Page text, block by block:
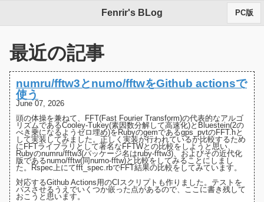
Fenrir's BLog PC版
最近の記事
numru/fftw3とnumo/fftwをGithub actionsで
使う
June 07, 2026
頭の体操を兼ねて、FFT(Fast Fourier Transform)の代表的なアルゴ
リズムであるCooley-Tukey(素因数分解して高速化)と Bluestein(2の
べき乗になるようゼロ埋め)をRubyのgemであるgps_pvtのFFT.hと
して実装してみました。正しく実装が行われているか比較するため
にFFTライブラリとして著名な FFTWとの比較をしようと思い、
Rubyのnumru/fftw3(パッケージ名はruby-fftw3)、およびその近代化
版であるnumo/fftw(同numo-fftw)と比較をしてみることにしまし
た。Rspec上にてfft_spec.rbでFFT結果の比較をしてみています。
対応するGithub Actions用のCIスクリプト も作りました。テストを
パスさせるうえでいくつか嵌った点があるので、ここに書き残して
おこうと思います。